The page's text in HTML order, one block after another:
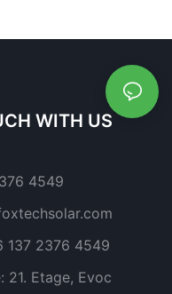
WITH US
4549
137 2376 4549
21. Etage, Evoc